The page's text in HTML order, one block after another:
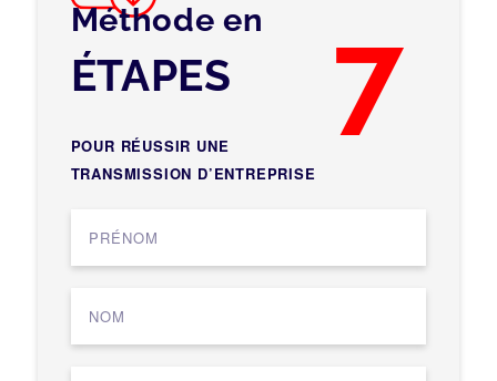
Méthode en 7
ÉTAPES
POUR RÉUSSIR UNE
TRANSMISSION D’ENTREPRISE